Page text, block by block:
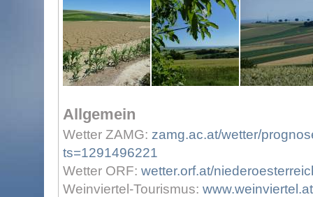
Allgemein
Wetter ZAMG: zamg.ac.at/wetter/
ts=1291496221
Wetter ORF: wetter.orf.at/
Weinviertel-Tourismus: www.weinviertel.at